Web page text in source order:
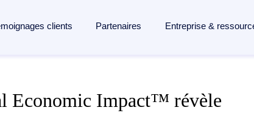
documents sur une seule plateforme , de la capture
Industrie manufacturière Ressources
clients Partenaires Entreprise &
Blog Doxis
Economic Impact™ révèle